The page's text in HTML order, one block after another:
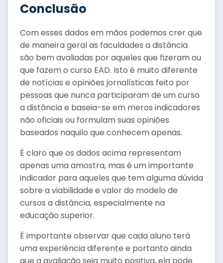
Conclusão
Com esses dados em mãos podemos crer que
de maneira geral as faculdades a distância
são bem avaliadas por aqueles que fizeram ou
que fazem o curso EAD. Isto é muito diferente
de notícias e opiniões jornalísticas feito por
pessoas que nunca participaram de um curso
a distância e baseia-se em meros indicadores
não oficiais ou formulam suas opiniões
baseados naquilo que conhecem apenas.
É claro que os dados acima representam
apenas uma amostra, mas é um importante
indicador para aqueles que tem alguma dúvida
sobre a viabilidade e valor do modelo de
cursos a distância, especialmente na
educação superior.
É importante observar que cada aluno terá
uma experiência diferente e portanto ainda